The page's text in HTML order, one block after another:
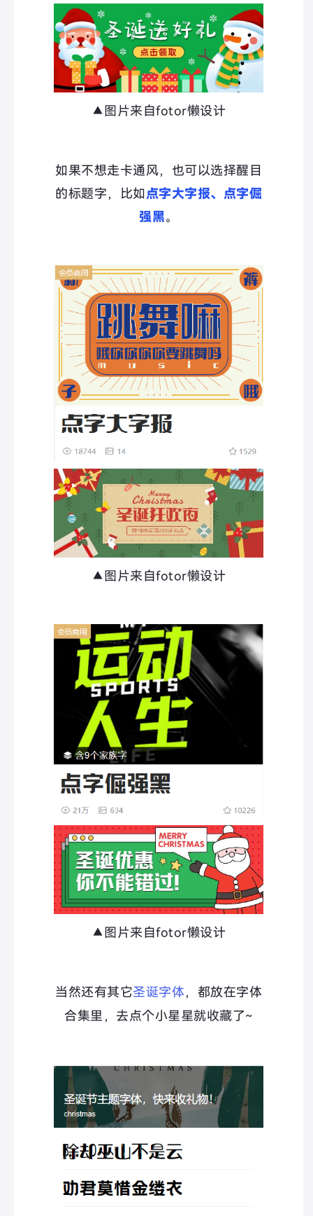
▲图片来自fotor懒设计
如果不想走卡通风，也可以选择醒目
的标题字，比如点字大字报、点字倔
强黑。
▲图片来自fotor懒设计
▲图片来自fotor懒设计
当然还有其它圣诞字体，都放在字体
合集里，去点个小星星就收藏了~